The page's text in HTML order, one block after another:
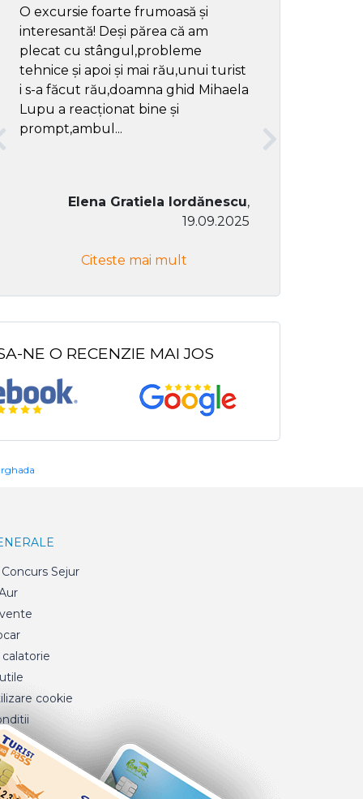
O excursie foarte frumoasă și
interesantă! Deși părea că am
plecat cu stângul,probleme
tehnice și apoi și mai rău,unui turist
i s-a făcut rău,doamna ghid Mihaela
Lupu a reacționat bine și
prompt,ambul...
Elena Gratiela Iordănescu,
19.09.2025
Citeste mai mult
NE O RECENZIE MAI JOS
Sejur
cookie